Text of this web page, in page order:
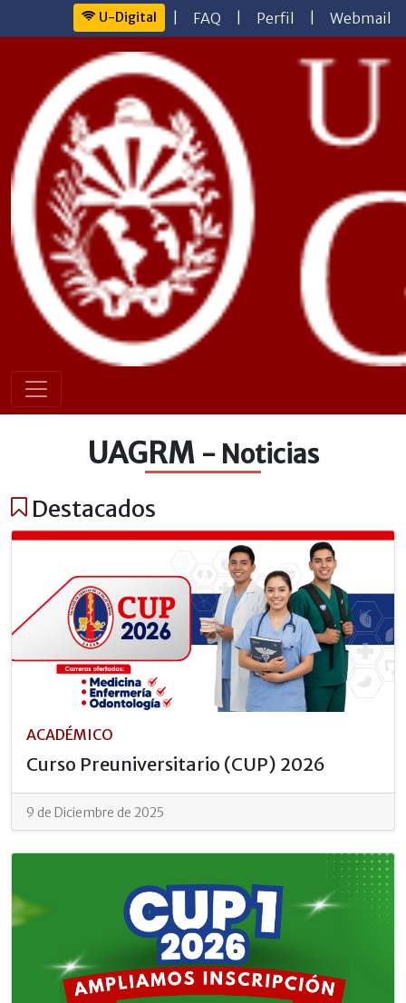
U-Digital FAQ Perfil Webmail
UAGRM - Noticias
Destacados
ACADÉMICO
Curso Preuniversitario (CUP) 2026
9 de Diciembre de 2025